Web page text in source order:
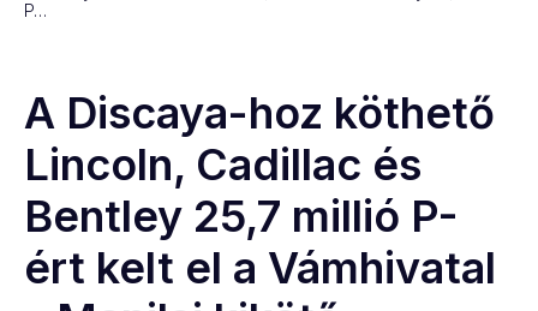
P…
A Discaya-hoz köthető
Lincoln, Cadillac és
Bentley 25,7 millió P-
ért kelt el a Vámhivatal